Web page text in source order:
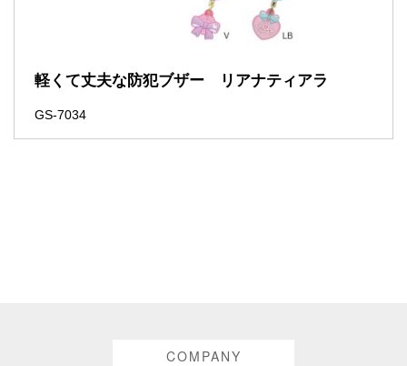
軽くて丈夫な防犯ブザー リアナティアラ
GS-7034
COMPANY